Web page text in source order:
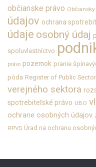
občianske právo
údajov ochrana
údaje osobný údaj
spoluvlastníctvo
právo pozemok pranie
pôda Register of Public
verejného sektora
spotrebiteľské právo UBO
ochrane osobných údajov
RPVS Úrad na ochranu